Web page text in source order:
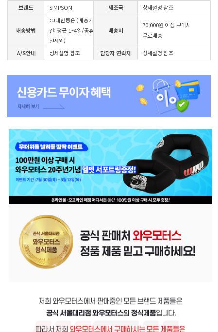
브랜드 SIMPSON 제조국 상세설명 참조
배송방법
CJ대한통운 (배송기
간: 평균 1~4일/공휴
일제외)
배송비
70,000원 이상 구매시
무료배송
A/S안내 상세설명 참조 담당자 연락처 상세설명 참조